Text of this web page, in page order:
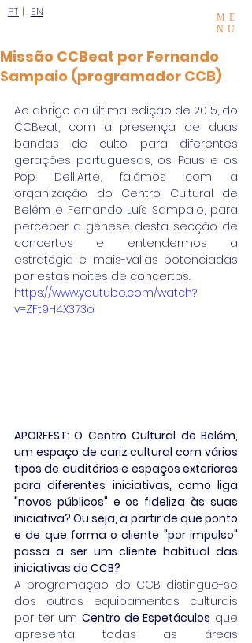
PT | EN
ME
NU
Missão CCBeat por Fernando
Sampaio (programador CCB)
Ao abrigo da última edição de 2015, do
CCBeat, com a presença de duas
bandas de culto para diferentes
gerações portuguesas, os Paus e os
Pop Dell'Arte, falámos com a
organização do Centro Cultural de
Belém e Fernando Luís Sampaio, para
perceber a génese desta secção de
concertos e entendermos a
estratégia e mais-valias potenciadas
por estas noites de concertos.
https://www.youtube.com/watch?
v=ZFt9H4X373o
APORFEST: O Centro Cultural de Belém,
um espaço de cariz cultural com vários
tipos de auditórios e espaços exteriores
para diferentes iniciativas, como liga
"novos públicos" e os fideliza às suas
iniciativa? Ou seja, a partir de que ponto
e de que forma o cliente "por impulso"
passa a ser um cliente habitual das
iniciativas do CCB?
A programação do CCB distingue-se
dos outros equipamentos culturais
por ter um Centro de Espetáculos que
apresenta todas as áreas